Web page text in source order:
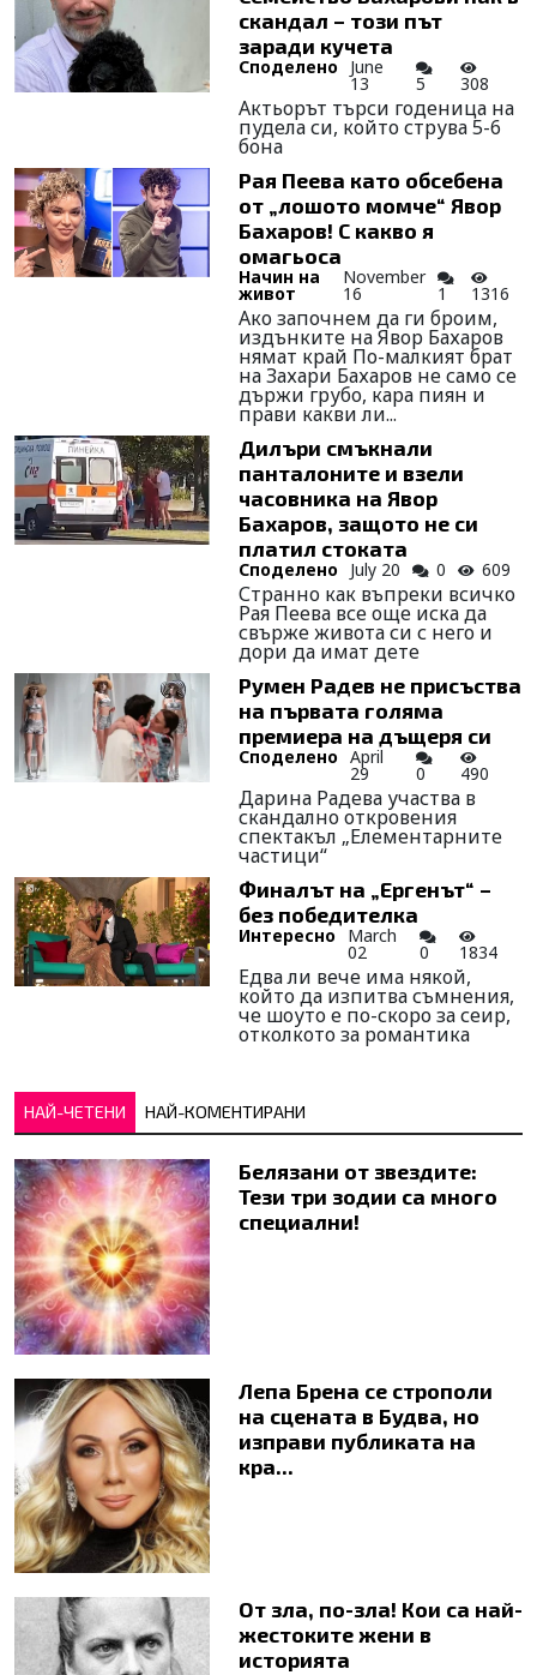
скандал – този път
заради кучета
Споделено June
13 5 308
Актьорът търси годеница на
пудела си, който струва 5-6
бона
Рая Пеева като обсебена
от „лошото момче“ Явор
Бахаров! С какво я
омагьоса
Начин на
живот
November
16 1 1316
Ако започнем да ги броим,
издънките на Явор Бахаров
нямат край По-малкият брат
на Захари Бахаров не само се
държи грубо, кара пиян и
прави какви ли...
Дилъри смъкнали
панталоните и взели
часовника на Явор
Бахаров, защото не си
платил стоката
Споделено July 20 0 609
Странно как въпреки всичко
Рая Пеева все още иска да
свърже живота си с него и
дори да имат дете
Румен Радев не присъства
на първата голяма
премиера на дъщеря си
Споделено April
29 0 490
Дарина Радева участва в
скандално откровения
спектакъл „Елементарните
частици“
Финалът на „Ергенът“ –
без победителка
Интересно March
02 0 1834
Едва ли вече има някой,
който да изпитва съмнения,
че шоуто е по-скоро за сеир,
отколкото за романтика
НАЙ-ЧЕТЕНИ НАЙ-КОМЕНТИРАНИ
Белязани от звездите:
Тези три зодии са много
специални!
Лепа Брена се строполи
на сцената в Будва, но
изправи публиката на
кра...
От зла, по-зла! Кои са най-
жестоките жени в
историята